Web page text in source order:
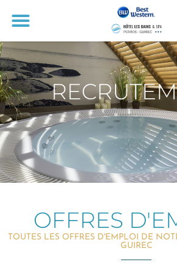
OFFRES
TOUTES LES OFFRES D'EMPLOI DE
GUIREC